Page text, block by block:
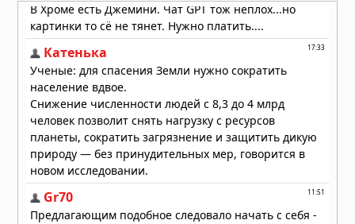
Неведомый поворот: ядро Земли
изменило направление под Тихим
океаном